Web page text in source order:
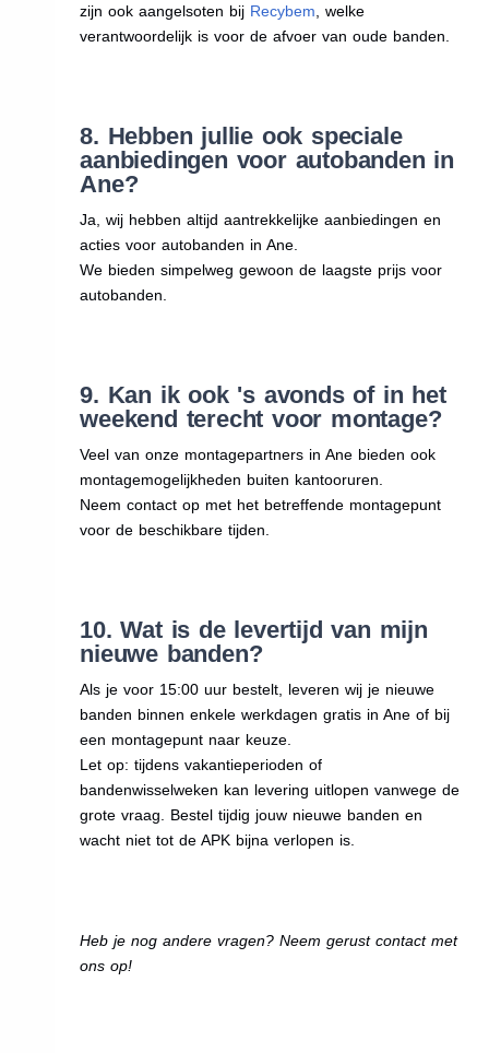
zijn ook aangelsoten bij Recybem , welke
verantwoordelijk is voor de afvoer van oude banden.
8. Hebben jullie ook speciale
aanbiedingen voor autobanden in
Ane?
Ja, wij hebben altijd aantrekkelijke aanbiedingen en
acties voor autobanden in Ane.
We bieden simpelweg gewoon de laagste prijs voor
autobanden.
9. Kan ik ook 's avonds of in het
weekend terecht voor montage?
Veel van onze montagepartners in Ane bieden ook
montagemogelijkheden buiten kantooruren.
Neem contact op met het betreffende montagepunt
voor de beschikbare tijden.
10. Wat is de levertijd van mijn
nieuwe banden?
Als je voor 15:00 uur bestelt, leveren wij je nieuwe
banden binnen enkele werkdagen gratis in Ane of bij
een montagepunt naar keuze.
Let op: tijdens vakantieperioden of
bandenwisselweken kan levering uitlopen vanwege de
grote vraag. Bestel tijdig jouw nieuwe banden en
wacht niet tot de APK bijna verlopen is.
Heb je nog andere vragen? Neem gerust contact met
ons op!